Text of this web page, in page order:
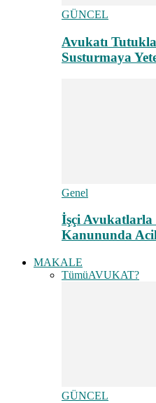
GÜNCEL
Avukatı
Susturmaya
Genel
İşçi
Kanununda
MAKALE
TümüAVUKAT?
GÜNCEL